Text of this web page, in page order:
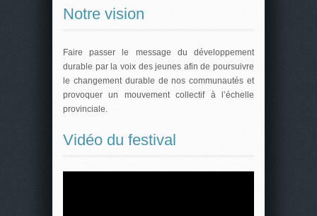
Notre vision
Faire passer le message du développement
durable par la voix des jeunes afin de poursuivre
le changement durable de nos communautés et
provoquer un mouvement collectif à l’échelle
provinciale.
Vidéo du festival